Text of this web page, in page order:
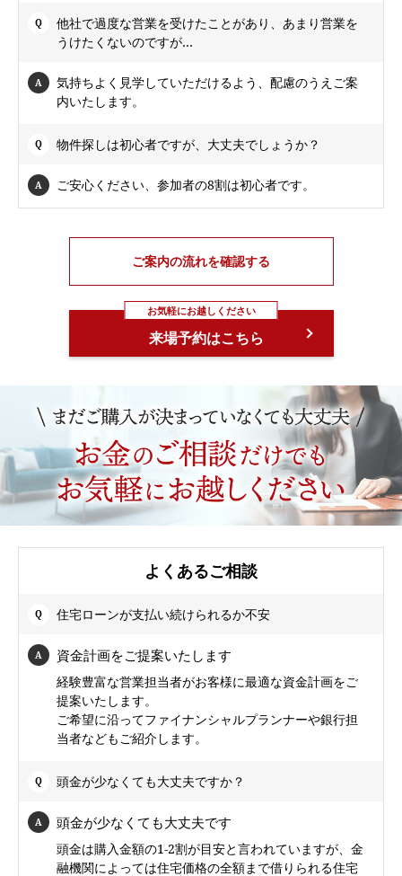
他社で過度な営業を受けたことがあり、あまり営業を
うけたくないのですが…
気持ちよく見学していただけるよう、配慮のうえご案
内いたします。
物件探しは初心者ですが、大丈夫でしょうか？
ご安心ください、参加者の8割は初心者です。
ご案内の流れを確認する
お気軽にお越しください
来場予約はこちら
よくあるご相談
住宅ローンが支払い続けられるか不安
資金計画をご提案いたします
経験豊富な営業担当者がお客様に最適な資金計画をご
提案いたします。
ご希望に沿ってファイナンシャルプランナーや銀行担
当者などもご紹介します。
頭金が少なくても大丈夫ですか？
頭金が少なくても大丈夫です
頭金は購入金額の1-2割が目安と言われていますが、金
融機関によっては住宅価格の全額まで借りられる住宅